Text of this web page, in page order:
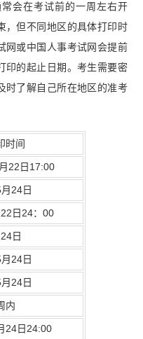
打印）】
【2025年
》真题及答案】 【20
题及答案】 【2025
能力》真题及答案】
法规与政策》真题及
会在考试前的一周左右开
，但不同地区的具体打印时
网或中国人事考试网会提前
印的起止日期。考生需要密
时了解自己所在地区的准考
时间
22日17:00
24日
日24：00
日
24日
24日
内
24日24:00